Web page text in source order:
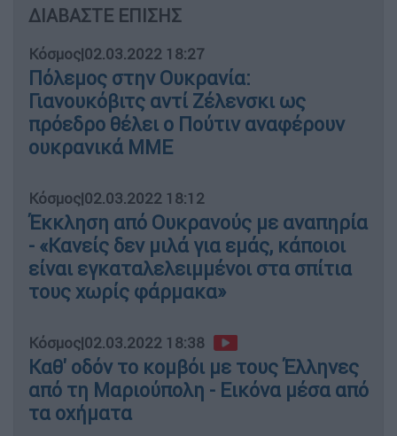
ΔΙΑΒΑΣΤΕ ΕΠΙΣΗΣ
Κόσμος|02.03.2022 18:27
Πόλεμος στην Ουκρανία:
Γιανουκόβιτς αντί Ζέλενσκι ως
πρόεδρο θέλει ο Πούτιν αναφέρουν
ουκρανικά ΜΜΕ
Κόσμος|02.03.2022 18:12
Έκκληση από Ουκρανούς με αναπηρία
- «Kανείς δεν μιλά για εμάς, κάποιοι
είναι εγκαταλελειμμένοι στα σπίτια
τους χωρίς φάρμακα»
Κόσμος|02.03.2022 18:38
Καθ' οδόν το κομβόι με τους Έλληνες
από τη Μαριούπολη - Εικόνα μέσα από
τα οχήματα